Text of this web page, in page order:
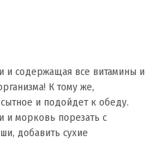
и содержащая все витамины и
К тому же,
и подойдет к обеду.
морковь порезать с
добавить сухие